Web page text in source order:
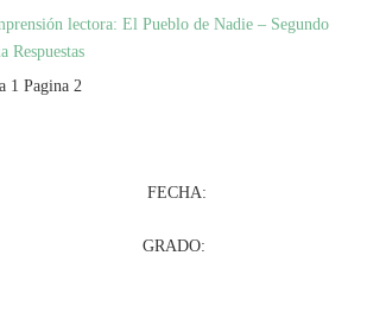
lectora: El Pueblo de Nadie – Segundo
Respuestas
1 Pagina 2
FECHA:
GRADO: